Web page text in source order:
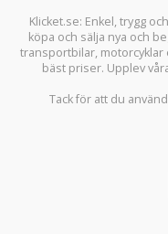
Klicket.se: Enkel, trygg
köpa och sälja nya och
transportbilar, motorcyklar
bäst priser. Upplev
Tack för att du